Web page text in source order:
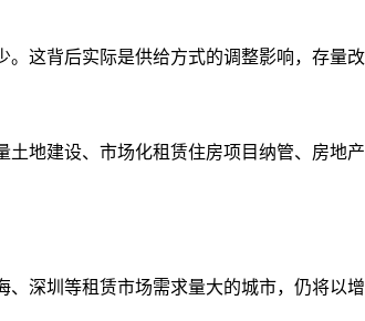
这背后实际是供给方式的调整影响，存量改
地建设、市场化租赁住房项目纳管、房地产
深圳等租赁市场需求量大的城市，仍将以增